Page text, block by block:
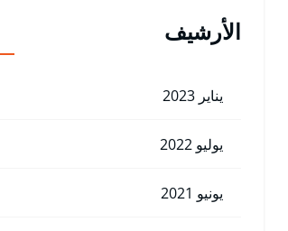
الأرشيف
يناير 2023
يوليو 2022
يونيو 2021